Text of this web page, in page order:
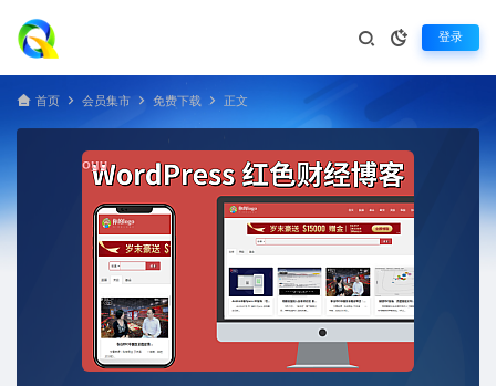
登录
首页 会员集市 免费下载 正文